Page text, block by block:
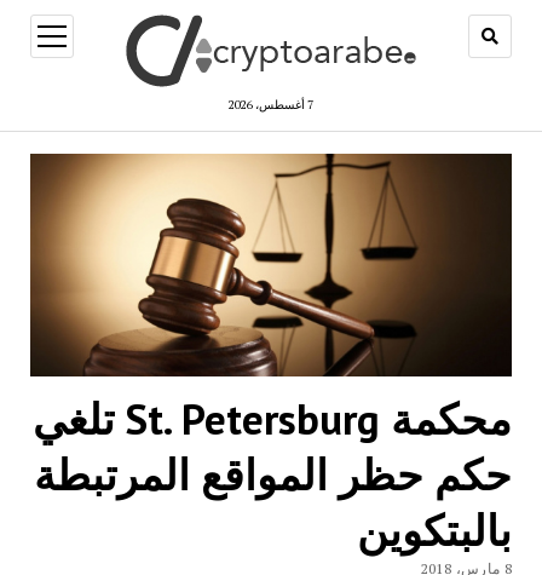
7 أغسطس، 2026
open
menu
محكمة St. Petersburg تلغي
حكم حظر المواقع المرتبطة
بالبتكوين
8 مارس، 2018